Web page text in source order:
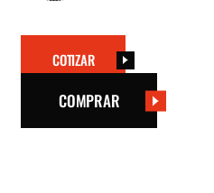
COTIZAR
COMPRAR